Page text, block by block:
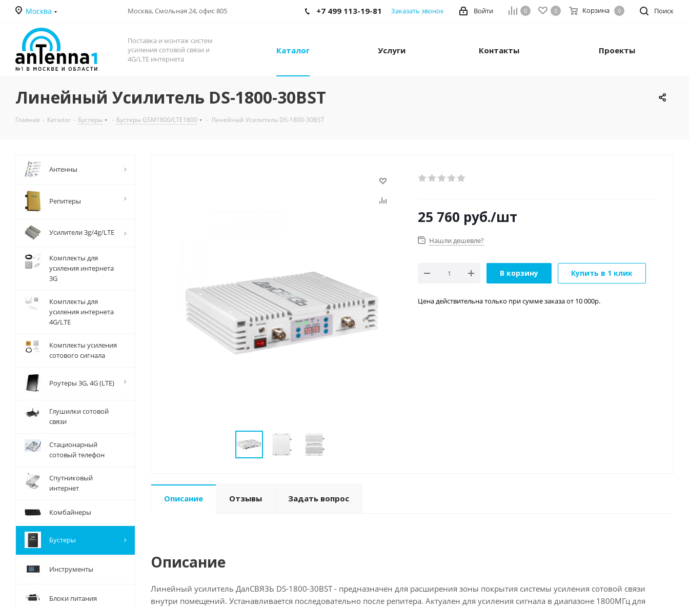
Москва Москва, Смольная 24, офис 805 Поиск
0 0 Корзина 0
Войти
+7 499 113-19-81 Заказать звонок
Поставка и монтаж систем
усиления сотовой связи и
4G/LTE интернета
Каталог Услуги Контакты Проекты
Линейный Усилитель DS-1800-30BST
Главная - Каталог - Бустеры - Бустеры GSM1800/LTE1800 - Линейный Усилитель DS-1800-30BST
25 760 руб./шт
Нашли дешевле?
В корзину Купить в 1 клик
Цена действительна только при сумме заказа от 10 000р.
Описание Отзывы Задать вопрос
Описание
Линейный усилитель ДалСВЯЗЬ DS-1800-30BST - предназначен для расширения зоны покрытия системы усиления сотовой связи
внутри помещений. Устанавливается последовательно после репитера. Актуален для усиления сигнала в диапазоне 1800МГц для
Антенны
Репитеры
Усилители 3g/4g/LTE
Комплекты для
усиления интернета
3G
Комплекты для
усиления интернета
4G/LTE
Комплекты усиления
сотового сигнала
Роутеры 3G, 4G (LTE)
Глушилки сотовой
связи
Стационарный
сотовый телефон
Спутниковый
интернет
Комбайнеры
Бустеры
Инструменты
Блоки питания